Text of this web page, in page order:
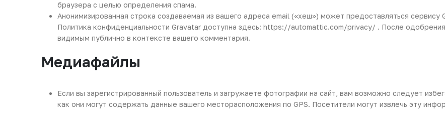
браузера с целью определения спама.
Анонимизированная строка создаваемая из вашего адреса email («хеш») может предоставляться сервису
Политика конфиденциальности Gravatar доступна здесь: https://automattic.com/privacy/ . После
видимым публично в контексте вашего комментария.
Медиафайлы
Если вы зарегистрированный пользователь и загружаете фотографии на сайт, вам возможно следует
как они могут содержать данные вашего месторасположения по GPS. Посетители могут извлечь эту